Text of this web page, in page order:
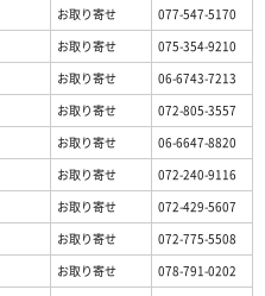
お取り寄せ
077-547-5170
お取り寄せ
075-354-9210
お取り寄せ
06-6743-7213
お取り寄せ
072-805-3557
お取り寄せ
06-6647-8820
お取り寄せ
072-240-9116
お取り寄せ
072-429-5607
お取り寄せ
072-775-5508
お取り寄せ
078-791-0202